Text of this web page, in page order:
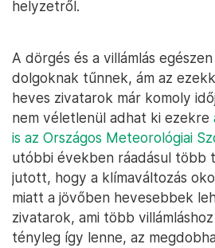
helyzetről.
A dörgés és a villámlás
dolgoknak tűnnek, ám az
heves zivatarok már komoly
nem véletlenül adhat ki ezekre
is az Országos Meteorológiai
utóbbi években ráadásul több
jutott, hogy a klímaváltozás
miatt a jövőben hevesebbek
zivatarok, ami több
tényleg így lenne, az